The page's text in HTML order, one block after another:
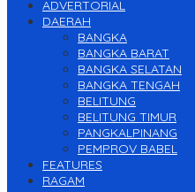
ADVERTORIAL
DAERAH
BANGKA
BANGKA BARAT
BANGKA SELATAN
BANGKA TENGAH
BELITUNG
BELITUNG TIMUR
PANGKALPINANG
PEMPROV BABEL
FEATURES
RAGAM